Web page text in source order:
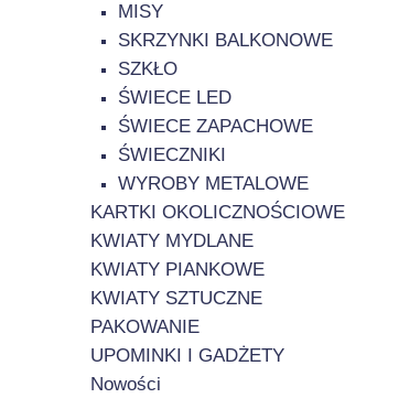
MISY
SKRZYNKI BALKONOWE
SZKŁO
ŚWIECE LED
ŚWIECE ZAPACHOWE
ŚWIECZNIKI
WYROBY METALOWE
KARTKI OKOLICZNOŚCIOWE
KWIATY MYDLANE
KWIATY PIANKOWE
KWIATY SZTUCZNE
PAKOWANIE
UPOMINKI I GADŻETY
Nowości